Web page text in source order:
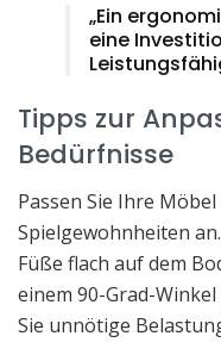
„Ein
eine
Tipps zur
Bedürfnisse
Passen Sie Ihre
Spielgewohnheiten
Füße flach auf dem
einem 90-Grad-
Sie unnötige